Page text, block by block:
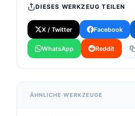
DIESES WERKZEUG TEILEN
X / Twitter Facebook
WhatsApp Reddit
ÄHNLICHE WERKZEUGE